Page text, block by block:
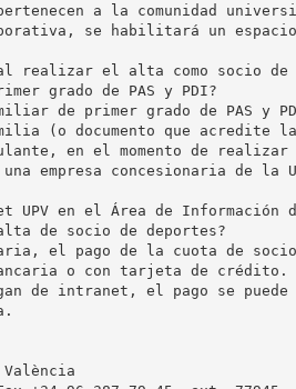
a la comunidad
se habilitará un
realizar el alta como socio de
grado de PAS y PDI?
de primer grado de PAS y
(o documento que
en el momento de
empresa concesionaria de la
UPV en el Área de Información
de socio de deportes?
el pago de la cuota de
o con tarjeta de crédito.
de intranet, el pago se